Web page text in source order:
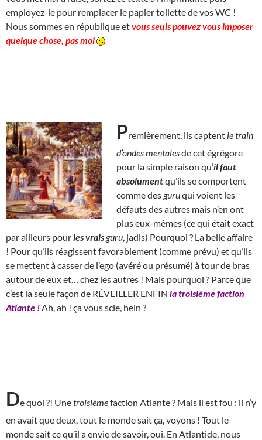
employez-le pour remplacer le papier toilette de vos WC !
Nous sommes en république etvous seuls pouvez vous imposer
quelque chose, pas moi
Premièrement, ils captent le train
d’ondes mentalesde cet égrégore
pour la simple raison qu’il faut
absolumentqu’ils se comportent
comme des guruqui voient les
défauts des autres mais n’en ont
plus eux-mêmes (ce qui était exact
par ailleurs pourlesvrais guru , jadis) Pourquoi ? La belle affaire
! Pour qu’ils réagissent favorablement (comme prévu) et qu’ils
se mettent à casser de l’ego (avéré ou présumé) à tour de bras
autour de eux et… chez les autres ! Mais pourquoi ? Parce que
c’est la seule façon de RÉVEILLER ENFIN la troisième faction
Atlante ! Ah, ah ! ça vous scie, hein ?
De quoi ?! Unetroisièmefaction Atlante ? Mais il est fou : il n’y
en avait que deux, tout le monde sait ça, voyons ! Tout le
monde sait ce qu’il a envie de savoir, oui. En Atlantide, nous